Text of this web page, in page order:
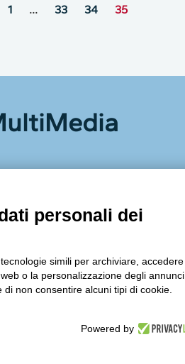
1 … 33 34 35
personali dei
simili per archiviare, accedere
o la personalizzazione degli annunci.
non consentire alcuni tipi di cookie.
Powered by